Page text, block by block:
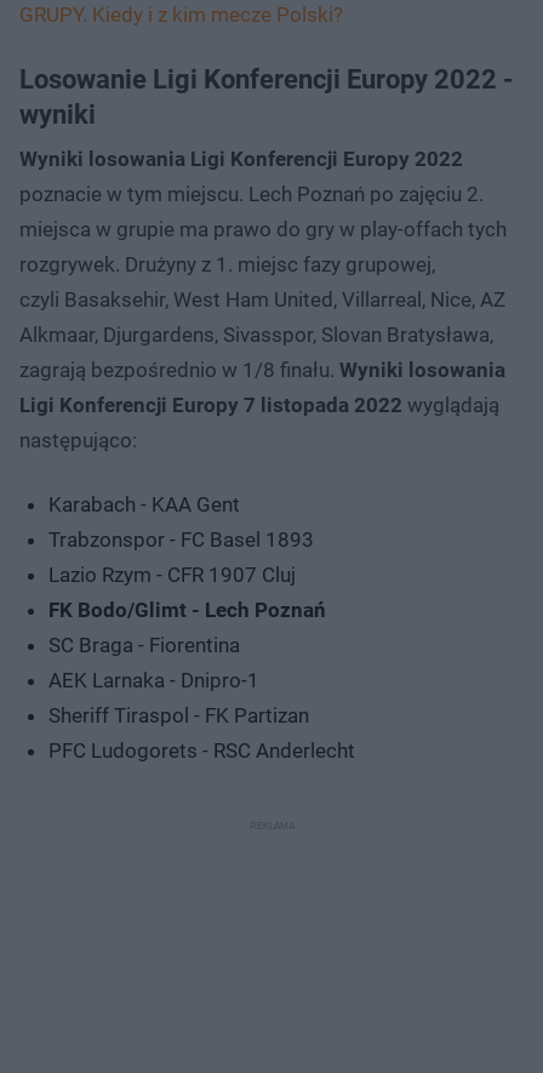
GRUPY. Kiedy i z kim mecze Polski?
Losowanie Ligi Konferencji Europy 2022 -
wyniki
Wyniki losowania Ligi Konferencji Europy 2022
poznacie w tym miejscu. Lech Poznań po zajęciu 2.
miejsca w grupie ma prawo do gry w play-offach tych
rozgrywek. Drużyny z 1. miejsc fazy grupowej,
czyli Basaksehir, West Ham United, Villarreal, Nice, AZ
Alkmaar, Djurgardens, Sivasspor, Slovan Bratysława,
zagrają bezpośrednio w 1/8 finału. Wyniki losowania
Ligi Konferencji Europy 7 listopada 2022 wyglądają
następująco:
Karabach - KAA Gent
Trabzonspor - FC Basel 1893
Lazio Rzym - CFR 1907 Cluj
FK Bodo/Glimt - Lech Poznań
SC Braga - Fiorentina
AEK Larnaka - Dnipro-1
Sheriff Tiraspol - FK Partizan
PFC Ludogorets - RSC Anderlecht